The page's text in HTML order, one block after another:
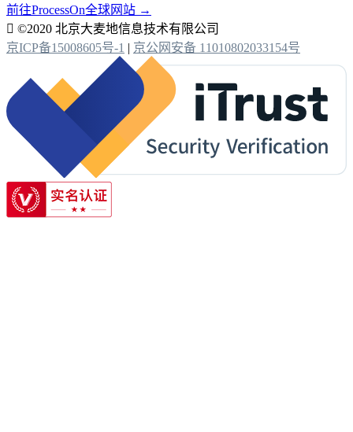
前往ProcessOn全球网站 →
 ©2020 北京大麦地信息技术有限公司
京ICP备15008605号-1 | 京公网安备 11010802033154号